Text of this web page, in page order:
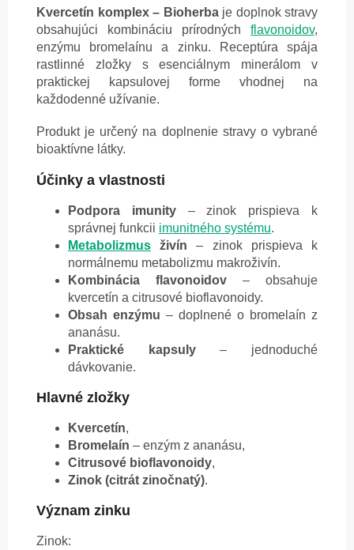
Kvercetín komplex – Bioherbaje doplnok stravy
obsahujúci kombináciu prírodných flavonoidov,
enzýmu bromelaínu a zinku. Receptúra spája
rastlinné zložky s esenciálnym minerálom v
praktickej kapsulovej forme vhodnej na
každodenné užívanie.
Produkt je určený na doplnenie stravy o vybrané
bioaktívne látky.
Účinky a vlastnosti
Podpora imunity– zinok prispieva k
správnej funkcii imunitného systému.
Metabolizmus živín – zinok prispieva k
normálnemu metabolizmu makroživín.
Kombinácia flavonoidov – obsahuje
kvercetín a citrusové bioflavonoidy.
Obsah enzýmu – doplnené o bromelaín z
ananásu.
Praktické kapsuly– jednoduché
dávkovanie.
Hlavné zložky
Kvercetín,
Bromelaín – enzým z ananásu,
Citrusové bioflavonoidy,
Zinok (citrát zinočnatý).
Význam zinku
Zinok: